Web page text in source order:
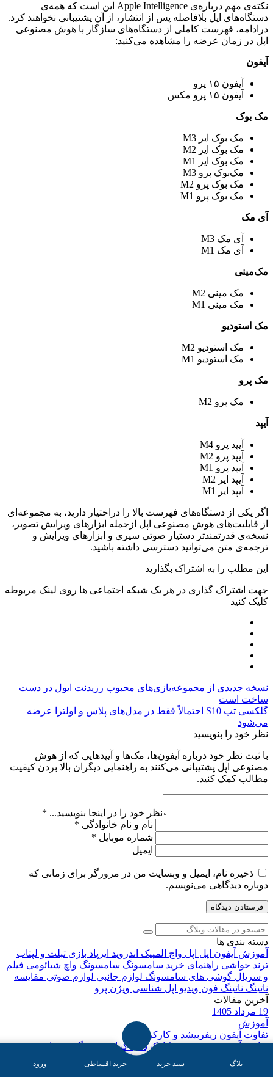
نکته‌ی مهم درباره‌ی Apple Intelligence این است که همه‌ی
دستگاه‌های اپل بلافاصله پس‌ از انتشار، از آن پشتیبانی نخواهند کرد.
در‌ادامه، فهرست کاملی از دستگاه‌های سازگار با هوش مصنوعی
اپل در زمان عرضه را مشاهده می‌کنید:
آیفون‌
آیفون ۱۵ پرو
آیفون ۱۵ پرو مکس
مک‌ بوک‌
مک‌ بوک ایر M3
مک‌ بوک ایر M2
مک‌ بوک ایر M1
مک‌بوک پرو M3
مک‌ بوک پرو M2
مک‌ بوک پرو M1
آی‌ مک‌
آی‌ مک M3
آی‌ مک M1
مک‌مینی
مک مینی M2
مک مینی M1
مک استودیو
مک استودیو M2
مک استودیو M1
مک پرو
مک پرو M2
آیپد
آیپد پرو M4
آیپد پرو M2
آیپد پرو M1
آیپد ایر M2
آیپد ایر M1
اگر یکی‌ از دستگاه‌های فهرست بالا را در‌اختیار دارید، به مجموعه‌ای
از قابلیت‌های هوش مصنوعی اپل ازجمله ابزارهای ویرایش تصویر،
نسخه‌ی قدرتمندتر دستیار صوتی سیری و ابزارهای ویرایش و
ترجمه‌ی متن می‌توانید دسترسی داشته باشید.
این مطلب را به اشتراک بگذارید
جهت اشتراک گذاری در هر یک شبکه اجتماعی ها روی لینک مربوطه
کلیک کنید
نسخه جدیدی از مجموعه‌بازی‌های محبوب رزیدنت ایول در دست
ساخت است
گلکسی تب S10 احتمالاً فقط در مدل‌های پلاس و اولترا عرضه
می‌شود
نظر خود را بنویسید
با ثبت نظر خود درباره آیفون‌ها، مک‌ها و آیپدهایی که از هوش
مصنوعی اپل پشتیبانی می‌کنند به راهنمایی دیگران بالا بردن کیفیت
مطالب کمک کنید.
نظر خود را در اینجا بنویسید... *
نام و نام خانوادگی *
شماره موبایل *
ایمیل
ذخیره نام، ایمیل و وبسایت من در مرورگر برای زمانی که
دوباره دیدگاهی می‌نویسم.
دسته بندی ها
آموزش آیفون اپل اپل واچ المپیک اندروید ایرپاد بازی تبلت و لپتاب
ترند حواشی راهنمای خرید سامسونگ سامسونگ واچ شیائومی فیلم
و سریال گوشی های سامسونگ لوازم جانبی لوازم صوتی مقایسه
ناتینگ ناتینگ فون ویدیو اپل شناسی ویژن پرو
آخرین مقالات
19 مرداد 1405
آموزش
تفاوت آیفون ریفربیشد و کارکرده
تفاوت آیفون ریفربیشد و کارکرده با گران شدن گوشی‌های جدید
آیفون، مردم به سمت خرید گزینه‌های دیگری مثل آیفون کارکرده یا
حتی آیفون ریفربیشد می‌روند. هر دوی این گوشی‌ها گزینه‌های...
بلاگ سبد خرید خرید اقساطی ورود